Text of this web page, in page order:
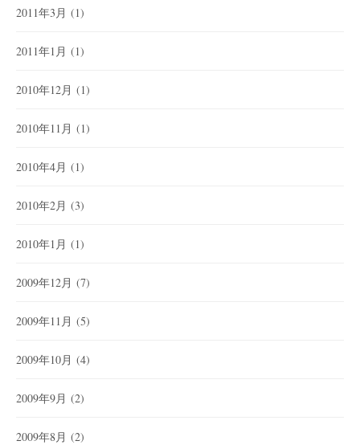
2011年3月 (1)
2011年1月 (1)
2010年12月 (1)
2010年11月 (1)
2010年4月 (1)
2010年2月 (3)
2010年1月 (1)
2009年12月 (7)
2009年11月 (5)
2009年10月 (4)
2009年9月 (2)
2009年8月 (2)